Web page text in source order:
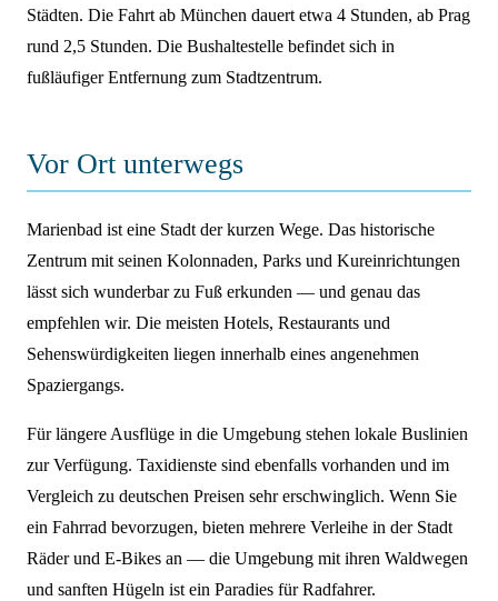
Städten. Die Fahrt ab München dauert etwa 4 Stunden, ab Prag
rund 2,5 Stunden. Die Bushaltestelle befindet sich in
fußläufiger Entfernung zum Stadtzentrum.
Vor Ort unterwegs
Marienbad ist eine Stadt der kurzen Wege. Das historische
Zentrum mit seinen Kolonnaden, Parks und Kureinrichtungen
lässt sich wunderbar zu Fuß erkunden — und genau das
empfehlen wir. Die meisten Hotels, Restaurants und
Sehenswürdigkeiten liegen innerhalb eines angenehmen
Spaziergangs.
Für längere Ausflüge in die Umgebung stehen lokale Buslinien
zur Verfügung. Taxidienste sind ebenfalls vorhanden und im
Vergleich zu deutschen Preisen sehr erschwinglich. Wenn Sie
ein Fahrrad bevorzugen, bieten mehrere Verleihe in der Stadt
Räder und E-Bikes an — die Umgebung mit ihren Waldwegen
und sanften Hügeln ist ein Paradies für Radfahrer.